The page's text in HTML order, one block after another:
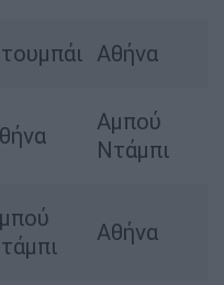
Αθήνα
Αμπού
Ντάμπι
Αθήνα